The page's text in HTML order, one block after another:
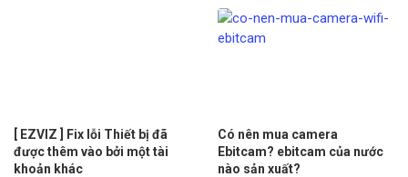
[ EZVIZ ] Fix lỗi Thiết bị đã
được thêm vào bởi một tài
khoản khác
Có nên mua camera
Ebitcam? ebitcam của nước
nào sản xuất?